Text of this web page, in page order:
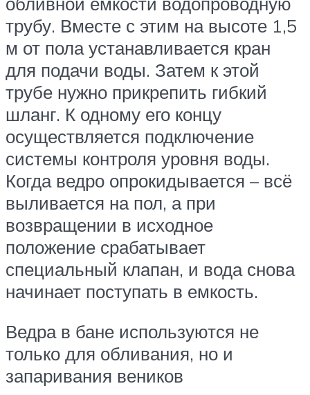
трубу. Вместе с этим на высоте 1,5
м от пола устанавливается кран
для подачи воды. Затем к этой
трубе нужно прикрепить гибкий
шланг. К одному его концу
осуществляется подключение
системы контроля уровня воды.
Когда ведро опрокидывается – всё
выливается на пол, а при
возвращении в исходное
положение срабатывает
специальный клапан, и вода снова
начинает поступать в емкость.
Ведра в бане используются не
только для обливания, но и
запаривания веников